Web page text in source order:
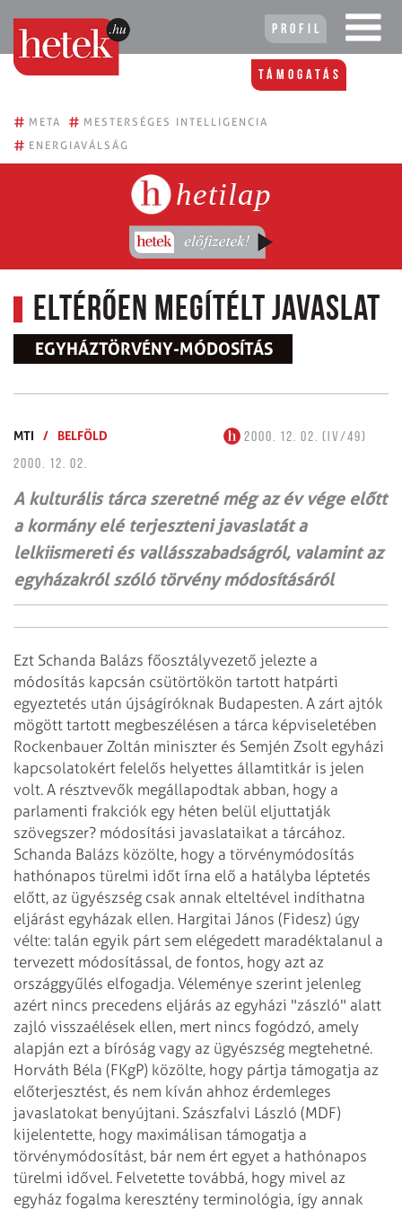
Profil
Támogatás
# META # MESTERSÉGES INTELLIGENCIA
# ENERGIAVÁLSÁG
hetilap
Eltérően megítélt javaslat
EGYHÁZTÖRVÉNY-MÓDOSÍTÁS
MTI / BELFÖLD
2000. 12. 02. (IV/49)
2000. 12. 02.
A kulturális tárca szeretné még az év vége előtt
a kormány elé terjeszteni javaslatát a
lelkiismereti és vallásszabadságról, valamint az
egyházakról szóló törvény módosításáról
Ezt Schanda Balázs főosztályvezető jelezte a
módosítás kapcsán csütörtökön tartott hatpárti
egyeztetés után újságíróknak Budapesten. A zárt ajtók
mögött tartott megbeszélésen a tárca képviseletében
Rockenbauer Zoltán miniszter és Semjén Zsolt egyházi
kapcsolatokért felelős helyettes államtitkár is jelen
volt. A résztvevők megállapodtak abban, hogy a
parlamenti frakciók egy héten belül eljuttatják
szövegszer? módosítási javaslataikat a tárcához.
Schanda Balázs közölte, hogy a törvénymódosítás
hathónapos türelmi időt írna elő a hatályba léptetés
előtt, az ügyészség csak annak elteltével indíthatna
eljárást egyházak ellen. Hargitai János (Fidesz) úgy
vélte: talán egyik párt sem elégedett maradéktalanul a
tervezett módosítással, de fontos, hogy azt az
országgyűlés elfogadja. Véleménye szerint jelenleg
azért nincs precedens eljárás az egyházi "zászló" alatt
zajló visszaélések ellen, mert nincs fogódzó, amely
alapján ezt a bíróság vagy az ügyészség megtehetné.
Horváth Béla (FKgP) közölte, hogy pártja támogatja az
előterjesztést, és nem kíván ahhoz érdemleges
javaslatokat benyújtani. Szászfalvi László (MDF)
kijelentette, hogy maximálisan támogatja a
törvénymódosítást, bár nem ért egyet a hathónapos
türelmi idővel. Felvetette továbbá, hogy mivel az
egyház fogalma keresztény terminológia, így annak